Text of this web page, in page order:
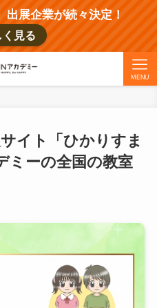
出展企業が続々決定！
く見る
MENU
イト「ひかりすま
ミーの全国の教室